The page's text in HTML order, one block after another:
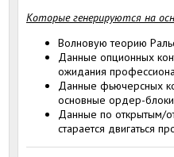
Которые генерируются на
Волновую теорию
Данные опционных
ожидания
Данные фьючерсных
основные ордер-
Данные по открытым/
старается двигаться